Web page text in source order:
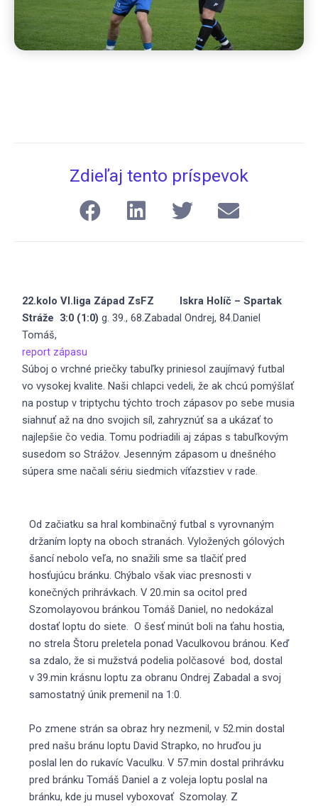
Zdieľaj tento príspevok
22.kolo VI.liga Západ ZsFZ Iskra Holíč – Spartak
Stráže 3:0 (1:0) g. 39., 68.Zabadal Ondrej, 84.Daniel
Tomáš,
report zápasu
Súboj o vrchné priečky tabuľky priniesol zaujímavý futbal
vo vysokej kvalite. Naši chlapci vedeli, že ak chcú pomýšlať
na postup v triptychu týchto troch zápasov po sebe musia
siahnuť až na dno svojich síl, zahryznúť sa a ukázať to
najlepšie čo vedia. Tomu podriadili aj zápas s tabuľkovým
susedom so Strážov. Jesenným zápasom u dnešného
súpera sme načali sériu siedmich víťazstiev v rade.
Od začiatku sa hral kombinačný futbal s vyrovnaným
držaním lopty na oboch stranách. Vyložených gólových
šancí nebolo veľa, no snažili sme sa tlačiť pred
hosťujúcu bránku. Chýbalo však viac presnosti v
konečných prihrávkach. V 20.min sa ocitol pred
Szomolayovou bránkou Tomáš Daniel, no nedokázal
dostať loptu do siete. O šesť minút boli na ťahu hostia,
no strela Štoru preletela ponad Vaculkovou bránou. Keď
sa zdalo, že si mužstvá podelia polčasové bod, dostal
v 39.min krásnu loptu za obranu Ondrej Zabadal a svoj
samostatný únik premenil na 1:0.
Po zmene strán sa obraz hry nezmenil, v 52.min dostal
pred našu bránu loptu David Strapko, no hruďou ju
poslal len do rukavíc Vaculku. V 57.min dostal prihrávku
pred bránku Tomáš Daniel a z voleja loptu poslal na
bránku, kde ju musel vyboxovať Szomolay. Z